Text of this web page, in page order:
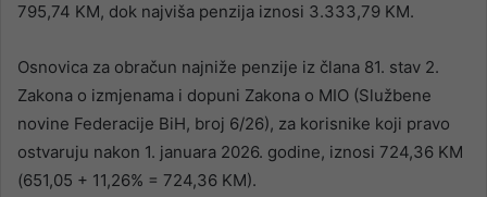
795,74 KM, dok najviša penzija iznosi 3.333,79 KM.
Osnovica za obračun najniže penzije iz člana 81. stav 2.
Zakona o izmjenama i dopuni Zakona o MIO (Službene
novine Federacije BiH, broj 6/26), za korisnike koji pravo
ostvaruju nakon 1. januara 2026. godine, iznosi 724,36 KM
(651,05 + 11,26% = 724,36 KM).